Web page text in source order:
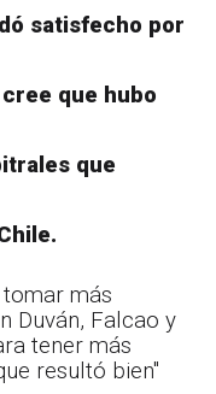
satisfecho por
que hubo
que
más
Duván, Falcao y
tener más
resultó bien"